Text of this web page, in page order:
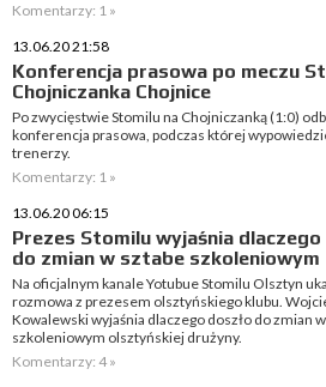
Komentarzy: 1 »
13.06.20 21:58
Konferencja prasowa po meczu
Chojniczanka Chojnice
Po zwycięstwie Stomilu na Chojniczanką (1:0)
konferencja prasowa, podczas której
trenerzy.
Komentarzy: 1 »
13.06.20 06:15
Prezes Stomilu wyjaśnia dlaczego
do zmian w sztabe szkoleniowym
Na oficjalnym kanale Yotubue Stomilu Olsztyn
rozmowa z prezesem olsztyńskiego klubu.
Kowalewski wyjaśnia dlaczego doszło do zmian
szkoleniowym olsztyńskiej drużyny.
Komentarzy: 4 »